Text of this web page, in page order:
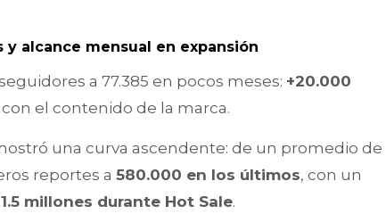
alcance mensual en expansión
a 77.385 en pocos meses: +20.000
el contenido de la marca.
una curva ascendente: de un promedio de
reportes a580.000 en los últimos, con un
millones durante Hot Sale.